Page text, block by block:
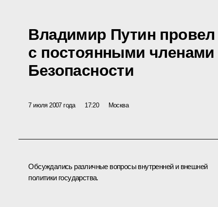
Владимир Путин
с постоянными членами
Безопасности
7 июля 2007 года 17:20 Москва
Обсуждались различные вопросы внутренней и внешней
политики государства.